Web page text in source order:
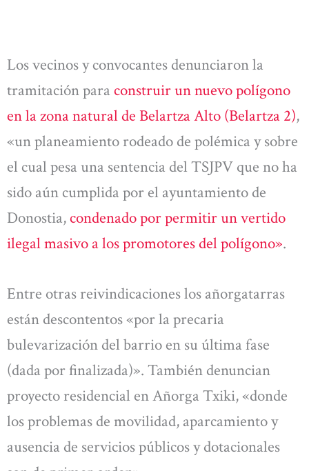
Los vecinos y convocantes denunciaron la
tramitación para construir un nuevo polígono
en la zona natural de Belartza Alto (Belartza 2),
«un planeamiento rodeado de polémica y sobre
el cual pesa una sentencia del TSJPV que no ha
sido aún cumplida por el ayuntamiento de
Donostia,condenado por permitir un vertido
ilegal masivo a los promotores del polígono».
Entre otras reivindicaciones los añorgatarras
están descontentos «por la precaria
bulevarización del barrio en su última fase
(dada por finalizada)». También denuncian
proyecto residencial en Añorga Txiki, «donde
los problemas de movilidad, aparcamiento y
ausencia de servicios públicos y dotacionales